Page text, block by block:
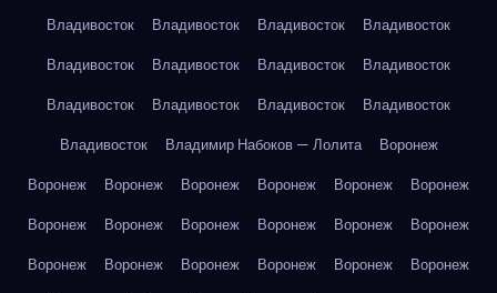
Владивосток
Владивосток Владивосток
Владивосток
Владивосток
Владивосток Владивосток
Владивосток
Владивосток
Владивосток Владивосток
Владивосток
Владивосток
Владимир Набоков — Лолита
Воронеж
Воронеж
Воронеж Воронеж Воронеж Воронеж
Воронеж
Воронеж
Воронеж Воронеж Воронеж Воронеж
Воронеж
Воронеж
Воронеж Воронеж Воронеж Воронеж
Воронеж